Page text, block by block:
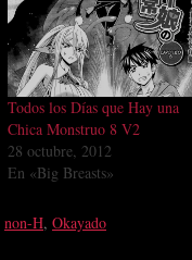
Todos los Días que Hay una
Chica Monstruo 8 V2
28 octubre, 2012
En «Big Breasts»
non-H, Okayado